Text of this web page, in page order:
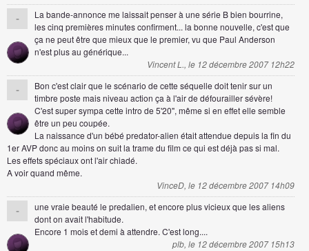
-
La bande-annonce me laissait penser à une série B bien bourrine,
les cinq premières minutes confirment... la bonne nouvelle, c'est que
ça ne peut être que mieux que le premier, vu que Paul Anderson
n'est plus au générique...
Vincent L., le 12 décembre 2007 12h22
-
Bon c'est clair que le scénario de cette séquelle doit tenir sur un
timbre poste mais niveau action ça à l'air de défourailler sévère!
C'est super sympa cette intro de 5'20", même si en effet elle semble
être un peu coupée.
La naissance d'un bébé predator-alien était attendue depuis la fin du
1er AVP donc au moins on suit la trame du film ce qui est déjà pas si mal.
Les effets spéciaux ont l'air chiadé.
A voir quand même.
VinceD, le 12 décembre 2007 14h09
-
une vraie beauté le predalien, et encore plus vicieux que les aliens
dont on avait l'habitude.
Encore 1 mois et demi à attendre. C'est long....
plb, le 12 décembre 2007 15h13